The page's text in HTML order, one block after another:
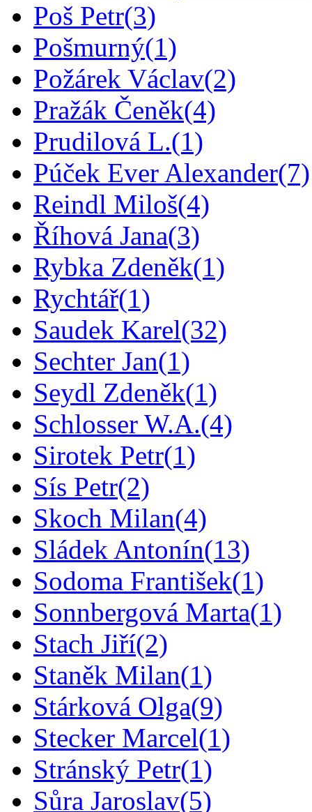
Poš Petr(3)
Pošmurný(1)
Požárek Václav(2)
Pražák Čeněk(4)
Prudilová L.(1)
Púček Ever Alexander(7)
Reindl Miloš(4)
Říhová Jana(3)
Rybka Zdeněk(1)
Rychtář(1)
Saudek Karel(32)
Sechter Jan(1)
Seydl Zdeněk(1)
Schlosser W.A.(4)
Sirotek Petr(1)
Sís Petr(2)
Skoch Milan(4)
Sládek Antonín(13)
Sodoma František(1)
Sonnbergová Marta(1)
Stach Jiří(2)
Staněk Milan(1)
Stárková Olga(9)
Stecker Marcel(1)
Stránský Petr(1)
Sůra Jaroslav(5)